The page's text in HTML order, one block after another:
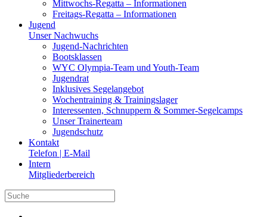
Mittwochs-Regatta – Informationen
Freitags-Regatta – Informationen
Jugend
Unser Nachwuchs
Jugend-Nachrichten
Bootsklassen
WYC Olympia-Team und Youth-Team
Jugendrat
Inklusives Segelangebot
Wochentraining & Trainingslager
Interessenten, Schnuppern & Sommer-Segelcamps
Unser Trainerteam
Jugendschutz
Kontakt
Telefon | E-Mail
Intern
Mitgliederbereich